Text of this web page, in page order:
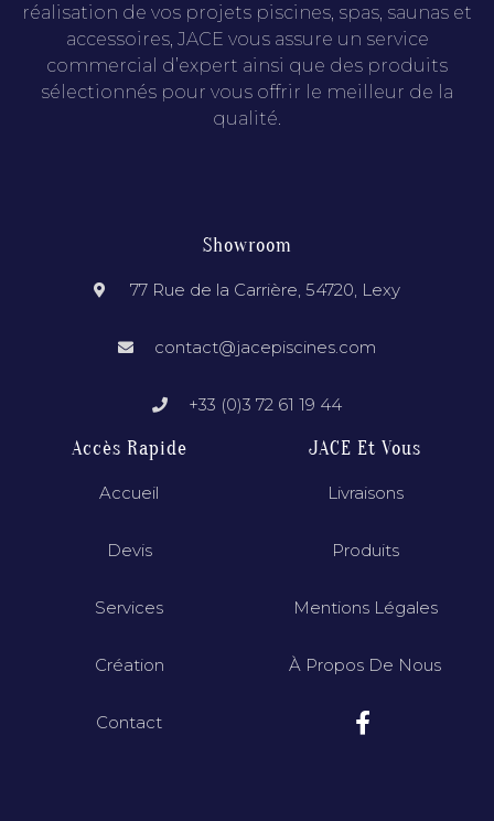
réalisation de vos projets piscines, spas, saunas et
accessoires, JACE vous assure un service
commercial d’expert ainsi que des produits
sélectionnés pour vous offrir le meilleur de la
qualité.
Showroom
77 Rue de la Carrière, 54720, Lexy
contact@jacepiscines.com
+33 (0)3 72 61 19 44
Accès Rapide
Accueil
Devis
Services
Création
Contact
JACE Et Vous
Livraisons
Produits
Mentions Légales
À Propos De Nous